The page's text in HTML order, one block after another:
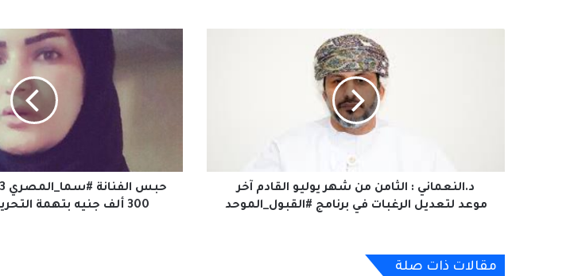
موعد
الرغبات
#القبول_الموحد
د.النعماني : الثامن من شهر يوليو القادم آخر
موعد لتعديل الرغبات في برنامج #القبول_الموحد
جنيه
بتهمة
التحريض300 ألف جنيه بتهمة التحريض على الفجور
مقالات ذات صلة